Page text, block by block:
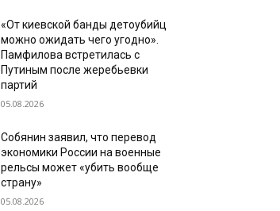
«От киевской банды детоубийц
можно ожидать чего угодно».
Памфилова встретилась с
Путиным после жеребьевки
партий
05.08.2026
Собянин заявил, что перевод
экономики России на военные
рельсы может «убить вообще
страну»
05.08.2026